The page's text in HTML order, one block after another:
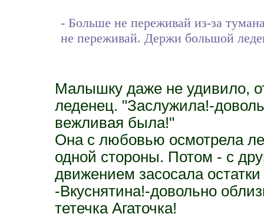
- Больше не переживай из-за
не переживай. Держи большой
Малышку даже не удивило,
леденец. "Заслужила!-
вежливая была!"
Она с любовью осмотрела
одной стороны. Потом - с
движением засосала
-Вкуснятина!-довольно
тетечка Агаточка!